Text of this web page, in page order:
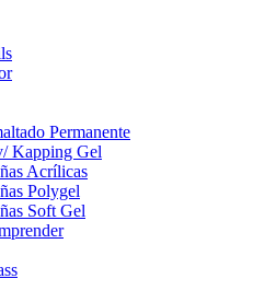
Permanente
Kapping Gel
Acrílicas
Polygel
Soft Gel